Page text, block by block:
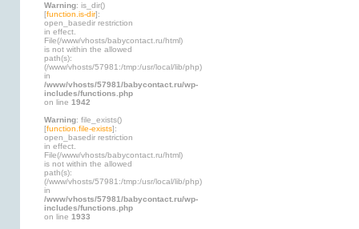
Warning: is_dir()
[function.is-dir]:
open_basedir restriction
in effect.
File(/www/vhosts/babycontact.ru/html)
is not within the allowed
path(s):
(/www/vhosts/57981:/tmp:/usr/local/lib/php)
in
/www/vhosts/57981/babycontact.ru/wp-
includes/functions.php
on line 1942
Warning: file_exists()
[function.file-exists]:
open_basedir restriction
in effect.
File(/www/vhosts/babycontact.ru/html)
is not within the allowed
path(s):
(/www/vhosts/57981:/tmp:/usr/local/lib/php)
in
/www/vhosts/57981/babycontact.ru/wp-
includes/functions.php
on line 1933